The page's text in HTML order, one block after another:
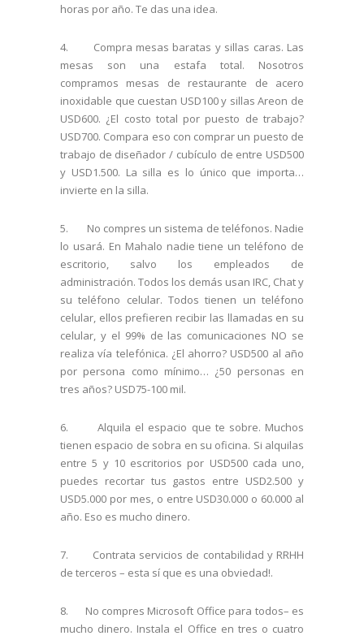
horas por año. Te das una idea.
4. Compra mesas baratas y sillas caras. Las
mesas son una estafa total. Nosotros
compramos mesas de restaurante de acero
inoxidable que cuestan USD100 y sillas Areon de
USD600. ¿El costo total por puesto de trabajo?
USD700. Compara eso con comprar un puesto de
trabajo de diseñador / cubículo de entre USD500
y USD1.500. La silla es lo único que importa…
invierte en la silla.
5. No compres un sistema de teléfonos. Nadie
lo usará. En Mahalo nadie tiene un teléfono de
escritorio, salvo los empleados de
administración. Todos los demás usan IRC, Chat y
su teléfono celular. Todos tienen un teléfono
celular, ellos prefieren recibir las llamadas en su
celular, y el 99% de las comunicaciones NO se
realiza vía telefónica. ¿El ahorro? USD500 al año
por persona como mínimo… ¿50 personas en
tres años? USD75-100 mil.
6. Alquila el espacio que te sobre. Muchos
tienen espacio de sobra en su oficina. Si alquilas
entre 5 y 10 escritorios por USD500 cada uno,
puedes recortar tus gastos entre USD2.500 y
USD5.000 por mes, o entre USD30.000 o 60.000 al
año. Eso es mucho dinero.
7. Contrata servicios de contabilidad y RRHH
de terceros – esta sí que es una obviedad!.
8. No compres Microsoft Office para todos– es
mucho dinero. Instala el Office en tres o cuatro